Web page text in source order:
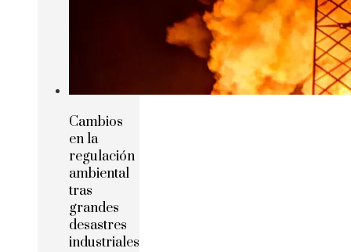
Cambios
en la
regulación
ambiental
tras
grandes
desastres
industriales